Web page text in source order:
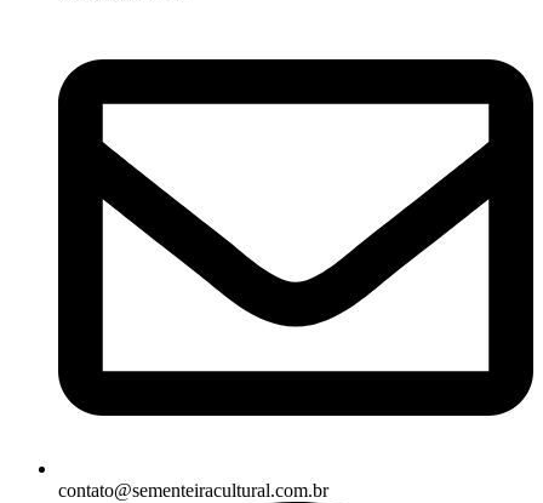
contato@sementeiracultural.com.br